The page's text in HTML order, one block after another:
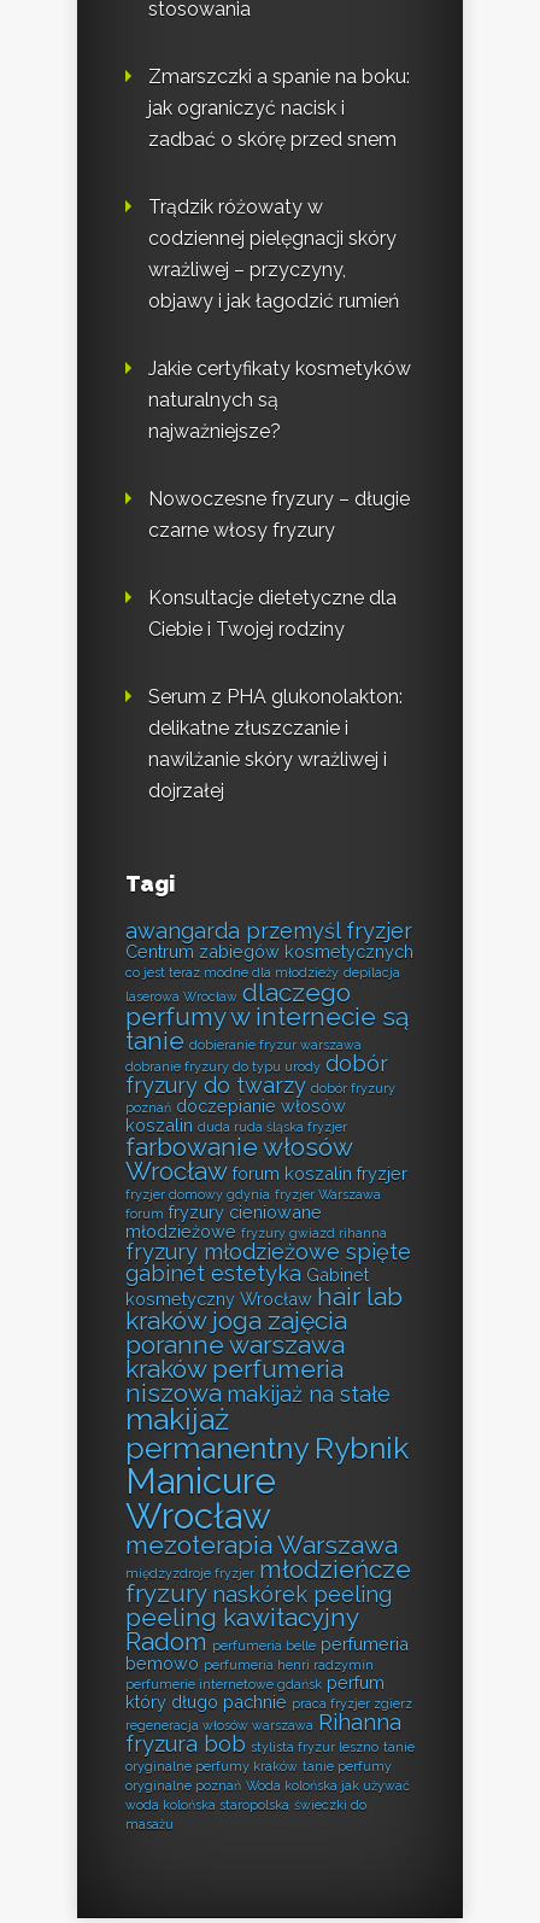
stosowania
Zmarszczki a spanie na boku:
jak ograniczyć nacisk i
zadbać o skórę przed snem
Trądzik różowaty w
codziennej pielęgnacji skóry
wrażliwej – przyczyny,
objawy i jak łagodzić rumień
Jakie certyfikaty kosmetyków
naturalnych są
najważniejsze?
Nowoczesne fryzury – długie
czarne włosy fryzury
Konsultacje dietetyczne dla
Ciebie i Twojej rodziny
Serum z PHA glukonolakton:
delikatne złuszczanie i
nawilżanie skóry wrażliwej i
dojrzałej
Tagi
awangarda przemyśl fryzjer
Centrum zabiegów kosmetycznych
co jest teraz modne dla młodzieży depilacja
laserowa Wrocław dlaczego
perfumy w internecie są
tanie dobieranie fryzur warszawa
dobranie fryzury do typu urody dobór
fryzury do twarzy dobór fryzury
poznań doczepianie włosów
koszalin duda ruda śląska fryzjer
farbowanie włosów
Wrocław forum koszalin fryzjer
fryzjer domowy gdynia fryzjer Warszawa
forum fryzury cieniowane
młodzieżowe fryzury gwiazd rihanna
fryzury młodzieżowe spięte
gabinet estetyka Gabinet
kosmetyczny Wrocław hair lab
kraków joga zajęcia
poranne warszawa
kraków perfumeria
niszowa makijaż na stałe
makijaż
permanentny Rybnik
Manicure
Wrocław
mezoterapia Warszawa
międzyzdroje fryzjer młodzieńcze
fryzury naskórek peeling
peeling kawitacyjny
Radom perfumeria belle perfumeria
bemowo perfumeria henri radzymin
perfumerie internetowe gdańsk perfum
który długo pachnie praca fryzjer zgierz
regeneracja włosów warszawa Rihanna
fryzura bob stylista fryzur leszno tanie
oryginalne perfumy kraków tanie perfumy
oryginalne poznań Woda kolońska jak używać
woda kolońska staropolska świeczki do
masażu